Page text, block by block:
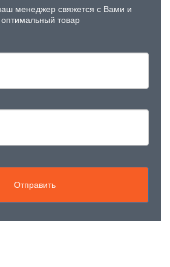
менеджер свяжется с Вами и
товар
Отправить